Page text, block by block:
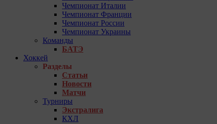
Чемпионат Италии
Чемпионат Франции
Чемпионат России
Чемпионат Украины
Команды
БАТЭ
Хоккей
Разделы
Статьи
Новости
Матчи
Турниры
Экстралига
КХЛ